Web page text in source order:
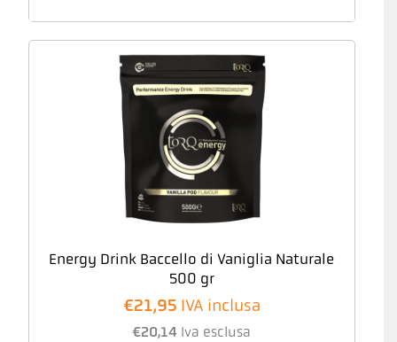
Energy Drink Baccello di Vaniglia Naturale
500 gr
€21,95 IVA inclusa
€20,14 Iva esclusa